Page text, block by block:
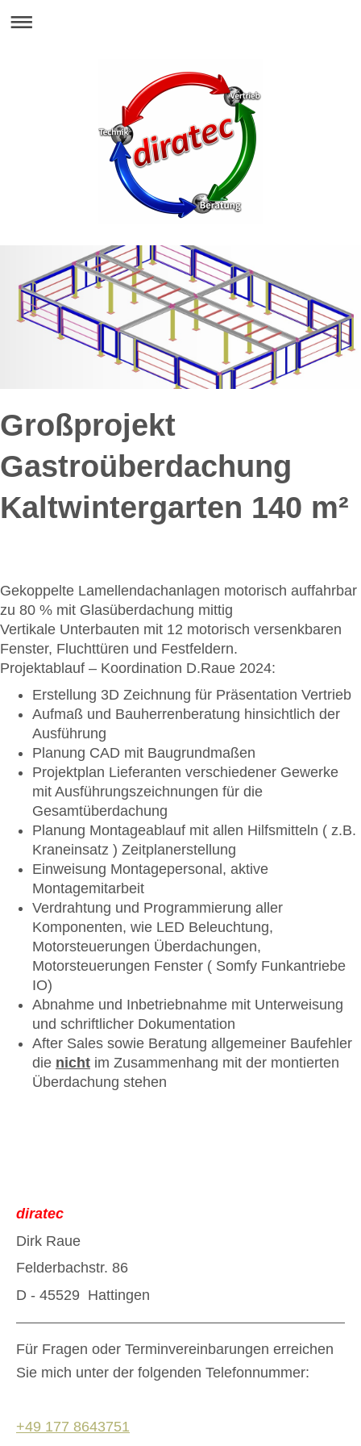
Großprojekt
Gastroüberdachung
Kaltwintergarten 140 m²
Gekoppelte Lamellendachanlagen motorisch auffahrbar
zu 80 % mit Glasüberdachung mittig
Vertikale Unterbauten mit 12 motorisch versenkbaren
Fenster, Fluchttüren und Festfeldern.
Projektablauf – Koordination D.Raue 2024:
Erstellung 3D Zeichnung für Präsentation Vertrieb
Aufmaß und Bauherrenberatung hinsichtlich der
Ausführung
Planung CAD mit Baugrundmaßen
Projektplan Lieferanten verschiedener Gewerke
mit Ausführungszeichnungen für die
Gesamtüberdachung
Planung Montageablauf mit allen Hilfsmitteln ( z.B.
Kraneinsatz ) Zeitplanerstellung
Einweisung Montagepersonal, aktive
Montagemitarbeit
Verdrahtung und Programmierung aller
Komponenten, wie LED Beleuchtung,
Motorsteuerungen Überdachungen,
Motorsteuerungen Fenster ( Somfy Funkantriebe
IO)
Abnahme und Inbetriebnahme mit Unterweisung
und schriftlicher Dokumentation
After Sales sowie Beratung allgemeiner Baufehler
die nicht im Zusammenhang mit der montierten
Überdachung stehen
diratec
Dirk Raue
Felderbachstr. 86
D - 45529 Hattingen
Für Fragen oder Terminvereinbarungen erreichen
Sie mich unter der folgenden Telefonnummer:
+49 177 8643751